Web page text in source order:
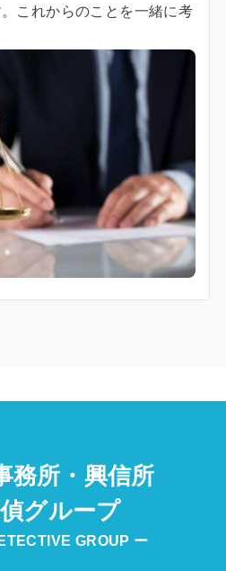
これからのことを一緒に考
務所・興信所
グループ
GROUP ー